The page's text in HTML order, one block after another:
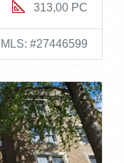
313,00 PC
MLS: #27446599